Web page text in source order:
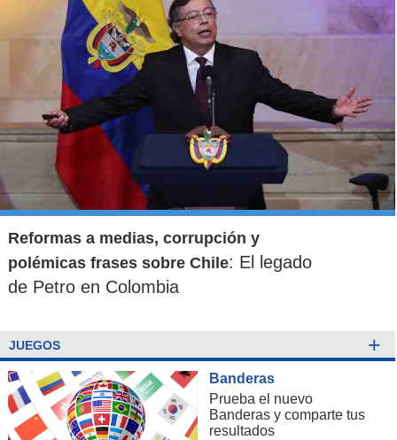
Reformas a medias, corrupción y
polémicas frases sobre Chile: El legado
de Petro en Colombia
JUEGOS +
Banderas
Prueba el nuevo
Banderas y comparte tus
resultados